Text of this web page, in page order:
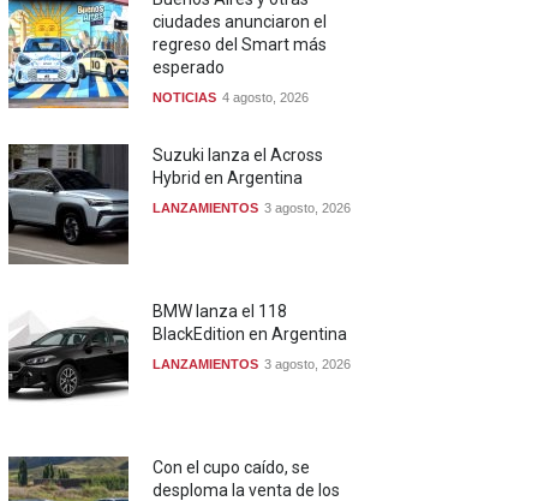
ciudades anunciaron el
regreso del Smart más
esperado
NOTICIAS 4 agosto, 2026
Suzuki lanza el Across
Hybrid en Argentina
LANZAMIENTOS 3 agosto, 2026
BMW lanza el 118
BlackEdition en Argentina
LANZAMIENTOS 3 agosto, 2026
Con el cupo caído, se
desploma la venta de los